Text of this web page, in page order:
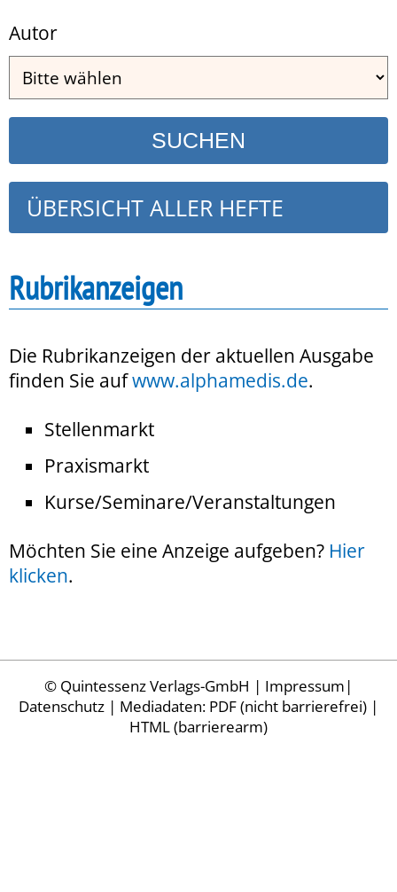
Autor
ÜBERSICHT ALLER HEFTE
Rubrikanzeigen
Die Rubrikanzeigen der aktuellen Ausgabe
finden Sie aufwww.alphamedis.de.
Stellenmarkt
Praxismarkt
Kurse/Seminare/Veranstaltungen
Möchten Sie eine Anzeige aufgeben? Hier
klicken.
© Quintessenz Verlags-GmbH | Impressum |
Datenschutz | Mediadaten: PDF (nicht barrierefrei) |
HTML (barrierearm)